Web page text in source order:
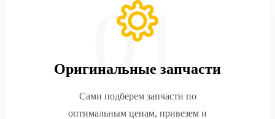
Оригинальные запчасти
Сами подберем запчасти по
оптимальным ценам, привезем и